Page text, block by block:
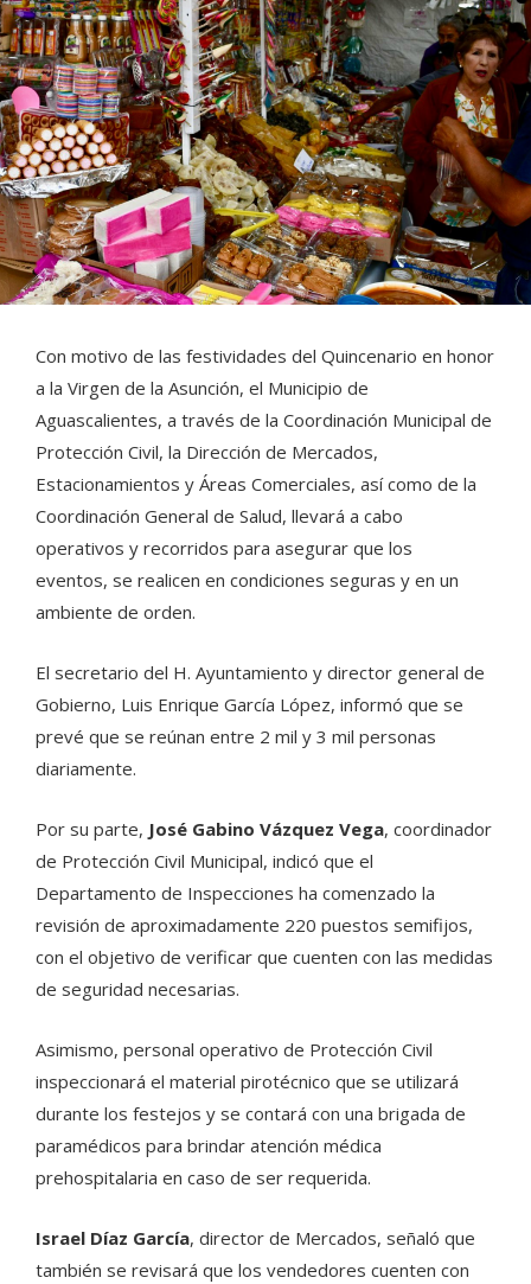
Con motivo de las festividades del Quincenario en honor
a la Virgen de la Asunción, el Municipio de
Aguascalientes, a través de la Coordinación Municipal de
Protección Civil, la Dirección de Mercados,
Estacionamientos y Áreas Comerciales, así como de la
Coordinación General de Salud, llevará a cabo
operativos y recorridos para asegurar que los
eventos, se realicen en condiciones seguras y en un
ambiente de orden.
El secretario del H. Ayuntamiento y director general de
Gobierno, Luis Enrique García López, informó que se
prevé que se reúnan entre 2 mil y 3 mil personas
diariamente.
Por su parte, José Gabino Vázquez Vega, coordinador
de Protección Civil Municipal, indicó que el
Departamento de Inspecciones ha comenzado la
revisión de aproximadamente 220 puestos semifijos,
con el objetivo de verificar que cuenten con las medidas
de seguridad necesarias.
Asimismo, personal operativo de Protección Civil
inspeccionará el material pirotécnico que se utilizará
durante los festejos y se contará con una brigada de
paramédicos para brindar atención médica
prehospitalaria en caso de ser requerida.
Israel Díaz García, director de Mercados, señaló que
también se revisará que los vendedores cuenten con